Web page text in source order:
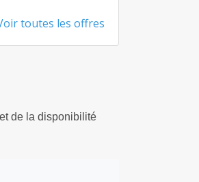
toutes les offres
de la disponibilité